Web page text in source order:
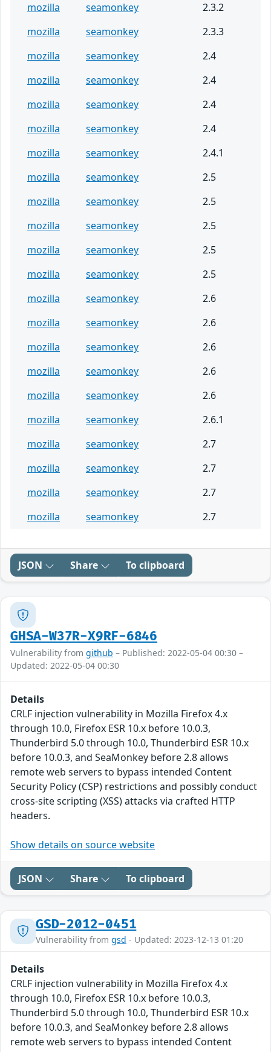
mozilla
seamonkey
2.3.2
mozilla
seamonkey
2.3.3
mozilla
seamonkey
2.4
mozilla
seamonkey
2.4
mozilla
seamonkey
2.4
mozilla
seamonkey
2.4
mozilla
seamonkey
2.4.1
mozilla
seamonkey
2.5
mozilla
seamonkey
2.5
mozilla
seamonkey
2.5
mozilla
seamonkey
2.5
mozilla
seamonkey
2.5
mozilla
seamonkey
2.6
mozilla
seamonkey
2.6
mozilla
seamonkey
2.6
mozilla
seamonkey
2.6
mozilla
seamonkey
2.6
mozilla
seamonkey
2.6.1
mozilla
seamonkey
2.7
mozilla
seamonkey
2.7
mozilla
seamonkey
2.7
mozilla
seamonkey 2.7
JSON Share To clipboard
GHSA-W37R-X9RF-6846
Vulnerability from github – Published: 2022-05-04 00:30 –
Updated: 2022-05-04 00:30
Details
CRLF injection vulnerability in Mozilla Firefox 4.x
through 10.0, Firefox ESR 10.x before 10.0.3,
Thunderbird 5.0 through 10.0, Thunderbird ESR 10.x
before 10.0.3, and SeaMonkey before 2.8 allows
remote web servers to bypass intended Content
Security Policy (CSP) restrictions and possibly conduct
cross-site scripting (XSS) attacks via crafted HTTP
headers.
Show details on source website
JSON Share To clipboard
GSD-2012-0451
Vulnerability from gsd - Updated: 2023-12-13 01:20
Details
CRLF injection vulnerability in Mozilla Firefox 4.x
through 10.0, Firefox ESR 10.x before 10.0.3,
Thunderbird 5.0 through 10.0, Thunderbird ESR 10.x
before 10.0.3, and SeaMonkey before 2.8 allows
remote web servers to bypass intended Content